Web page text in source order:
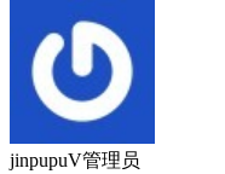
jinpupuV管理员